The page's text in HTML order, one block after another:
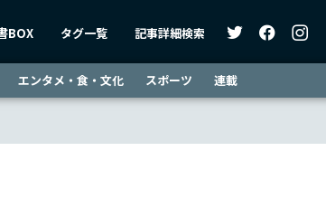
BOX タグ一覧 記事詳細検索
エンタメ・食・文化 スポーツ 連載